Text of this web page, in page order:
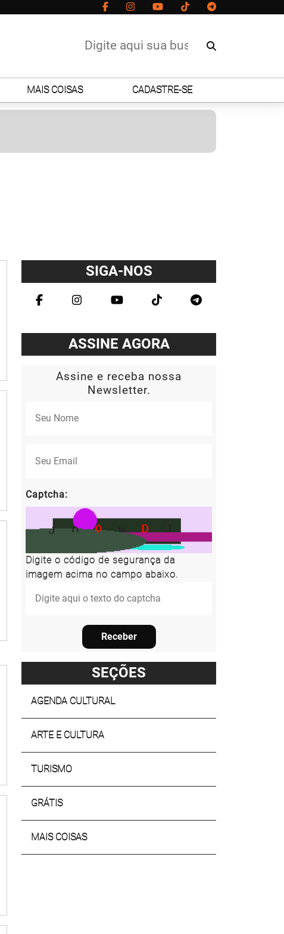
MAIS COISAS CADASTRE-SE
SIGA-NOS
ASSINE AGORA
Assine e receba nossa
Newsletter.
Captcha:
Digite o código de segurança da
imagem acima no campo abaixo.
Receber
SEÇÕES
AGENDA CULTURAL
ARTE E CULTURA
TURISMO
GRÁTIS
MAIS COISAS